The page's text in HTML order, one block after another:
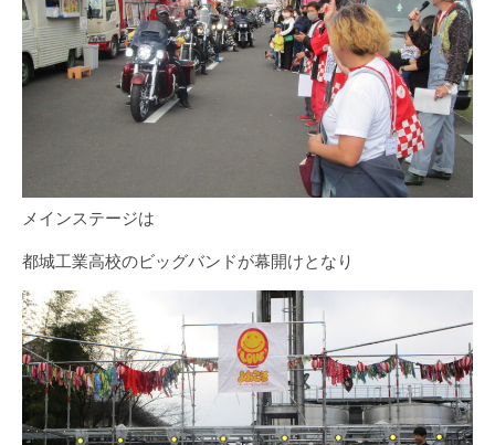
メインステージは
都城工業高校のビッグバンドが幕開けとなり